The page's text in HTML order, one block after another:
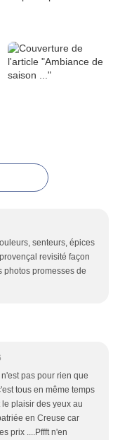
senteurs, épices
revisité façon
photos promesses de
pas pour rien que
tous en même temps
plaisir des yeux au
en Creuse car
prix ....Pffft n'en